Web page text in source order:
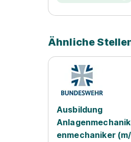
Ähnliche
Ausbildung
enmechaniker